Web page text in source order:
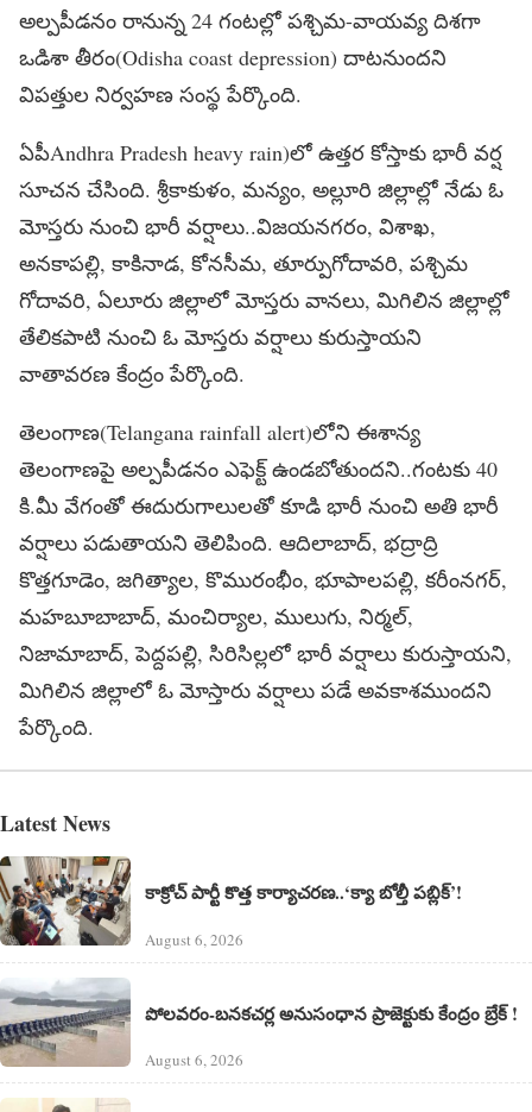
అల్పపీడనం రానున్న 24 గంటల్లో పశ్చిమ-వాయవ్య దిశగా
ఒడిశా తీరం(Odisha coast depression) దాటనుందని
విపత్తుల నిర్వహణ సంస్థ పేర్కొంది.
ఏపీAndhra Pradesh heavy rain)లో ఉత్తర కోస్తాకు భారీ వర్ష
సూచన చేసింది. శ్రీకాకుళం, మన్యం, అల్లూరి జిల్లాల్లో నేడు ఓ
మోస్తరు నుంచి భారీ వర్షాలు..విజయనగరం, విశాఖ,
అనకాపల్లి, కాకినాడ, కోనసీమ, తూర్పుగోదావరి, పశ్చిమ
గోదావరి, ఏలూరు జిల్లాలో మోస్తరు వానలు, మిగిలిన జిల్లాల్లో
తేలికపాటి నుంచి ఓ మోస్తరు వర్షాలు కురుస్తాయని
వాతావరణ కేంద్రం పేర్కొంది.
తెలంగాణ(Telangana rainfall alert)లోని ఈశాన్య
తెలంగాణపై అల్పపీడనం ఎఫెక్ట్ ఉండబోతుందని..గంటకు 40
కి.మీ వేగంతో ఈదురుగాలులతో కూడి భారీ నుంచి అతి భారీ
వర్షాలు పడుతాయని తెలిపింది. ఆదిలాబాద్, భద్రాద్రి
కొత్తగూడెం, జగిత్యాల, కొమురంభీం, భూపాలపల్లి, కరీంనగర్‌,
మహబూబాబాద్, మంచిర్యాల, ములుగు, నిర్మల్‌,
నిజామాబాద్, పెద్దపల్లి, సిరిసిల్లలో భారీ వర్షాలు కురుస్తాయని,
మిగిలిన జిల్లాలో ఓ మోస్తారు వర్షాలు పడే అవకాశముందని
పేర్కొంది.
Latest News
కాక్రోచ్ పార్టీ కొత్త కార్యాచరణ..‘క్యా బోల్తీ పబ్లిక్’!
August 6, 2026
పోలవరం-బనకచర్ల అనుసంధాన ప్రాజెక్టుకు కేంద్రం బ్రేక్ !
August 6, 2026